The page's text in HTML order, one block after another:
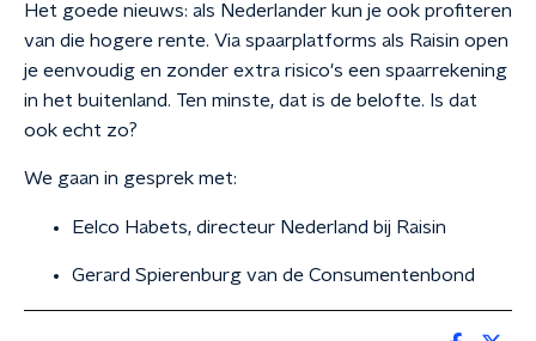
Het goede nieuws: als Nederlander kun je ook profiteren
van die hogere rente. Via spaarplatforms als Raisin open
je eenvoudig en zonder extra risico's een spaarrekening
in het buitenland. Ten minste, dat is de belofte. Is dat
ook echt zo?
We gaan in gesprek met:
Eelco Habets, directeur Nederland bij Raisin
Gerard Spierenburg van de Consumentenbond